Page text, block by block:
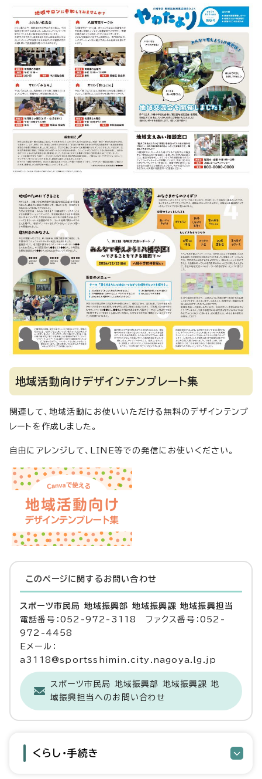
地域活動向けデザインテンプレート集
関連して、地域活動にお使いいただける無料のデザインテンプ
レートを作成しました。
自由にアレンジして、LINE等での発信にお使いください。
このページに関する お問い合わせ
スポーツ市民局 地域振興部 地域振興課 地域振興担当
電話番号：052-972-3118 ファクス番号：052-
972-4458
Eメール：
a3118@sportsshimin.city.nagoya.lg.jp
スポーツ市民局 地域振興部 地域振興課 地
域振興担当へのお問い合わせ
くらし・手続き